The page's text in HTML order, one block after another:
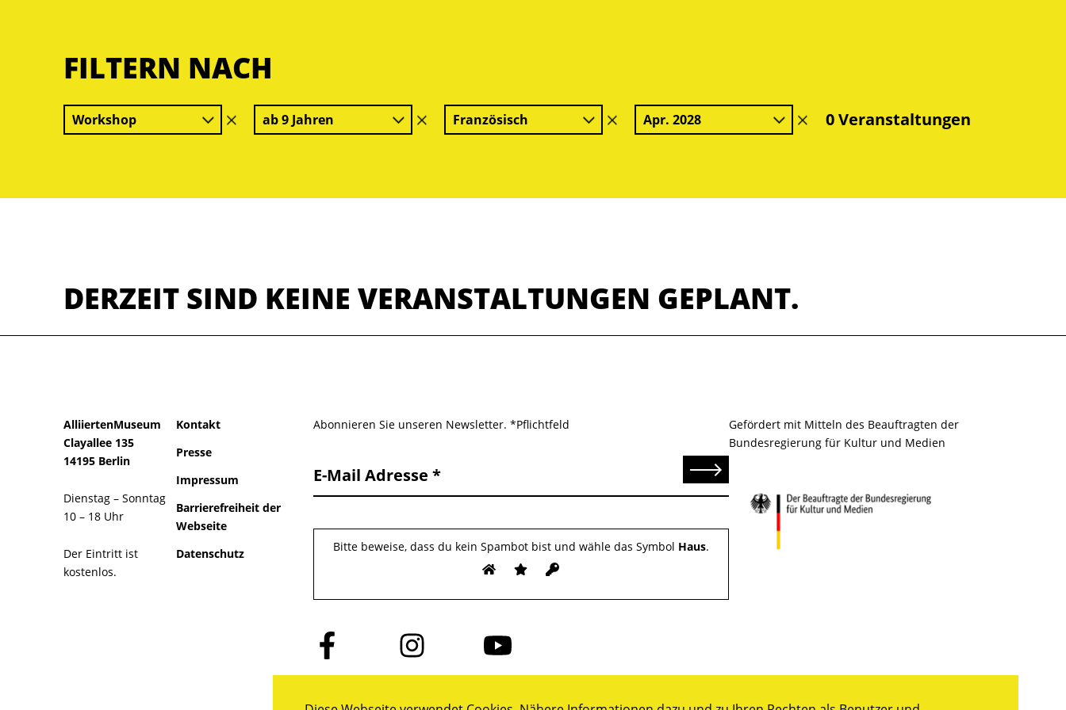
FILTERN NACH
Workshop
Filter
löschen
ab 9 Jahren
Filter
löschen
Französisch
Filter
löschen
Apr. 2028
Filter0 Veranstaltungen
DERZEIT SIND KEINE VERANSTALTUNGEN GEPLANT.
AlliiertenMuseum
Clayallee 135
14195 Berlin
Dienstag – Sonntag
10 – 18 Uhr
Der Eintritt ist
kostenlos.
Kontakt
Presse
Impressum
Barrierefreiheit der
Webseite
Datenschutz
Abonnieren Sie unseren Newsletter. *Pflichtfeld
E-Mail Adresse Senden
Bitte beweise, dass du kein Spambot bist und wähle das Symbol Haus.
Folge
uns
auf
Folge
uns
auf
Folge
uns
auf
Gefördert mit Mitteln des Beauftragten der
Bundesregierung für Kultur und Medien